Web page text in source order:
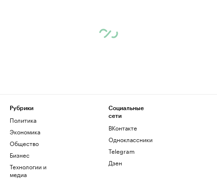
Рубрики
Политика
Экономика
Общество
Бизнес
Технологии и
медиа
Социальные
сети
ВКонтакте
Одноклассники
Telegram
Дзен